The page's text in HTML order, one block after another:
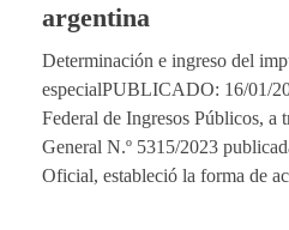
argentina
Determinación e ingreso del
especialPUBLICADO: 16/01/
Federal de Ingresos Públicos, a
General N.º 5315/2023
Oficial, estableció la forma de